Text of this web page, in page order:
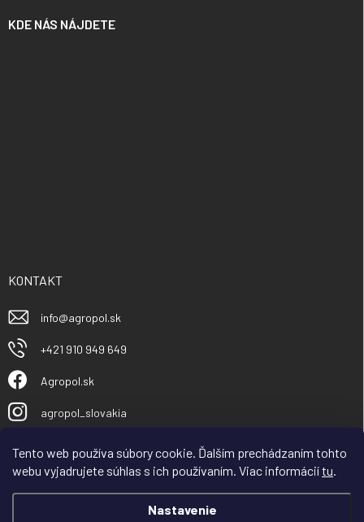
Tento web používa súbory cookie. Ďalším prechádzaním tohto
webu vyjadrujete súhlas s ich používaním. Viac informáciítu.
Nastavenie
KDE NÁS NÁJDETE
KONTAKT
info@agropol.sk
+421 910 949 649
Agropol.sk
agropol_slovakia